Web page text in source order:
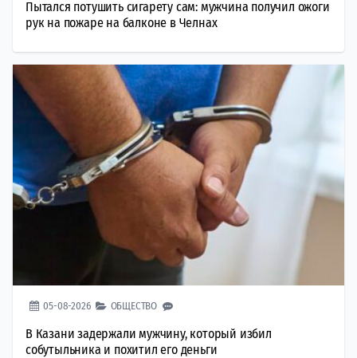
Пытался потушить сигарету сам: мужчина получил ожоги
рук на пожаре на балконе в Челнах
05-08-2026 ОБЩЕСТВО
В Казани задержали мужчину, который избил
собутыльника и похитил его деньги